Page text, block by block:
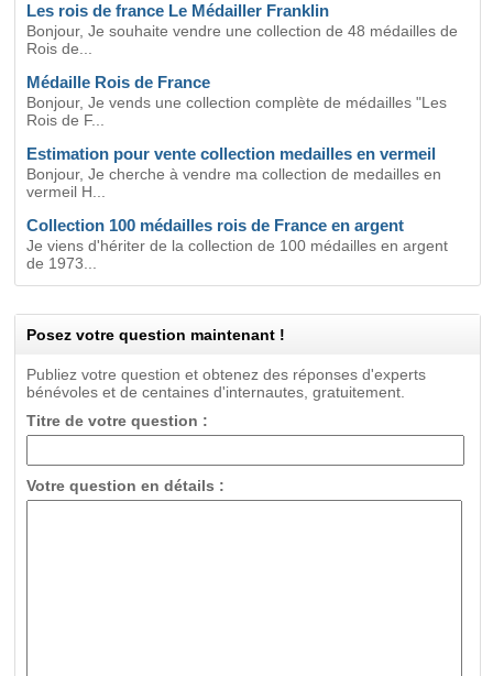
Les rois de france Le Médailler Franklin
Bonjour, Je souhaite vendre une collection de 48 médailles de
Rois de...
Médaille Rois de France
Bonjour, Je vends une collection complète de médailles "Les
Rois de F...
Estimation pour vente collection medailles en vermeil
Bonjour, Je cherche à vendre ma collection de medailles en
vermeil H...
Collection 100 médailles rois de France en argent
Je viens d'hériter de la collection de 100 médailles en argent
de 1973...
Posez votre question maintenant !
Publiez votre question et obtenez des réponses d'experts
bénévoles et de centaines d'internautes, gratuitement.
Titre de votre question :
Votre question en détails :